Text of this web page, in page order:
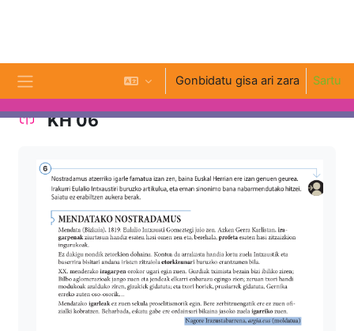
Alboko panela
Gonbidatu gisa ari zara Sartu
KH 06